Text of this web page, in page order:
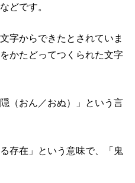
どです。
字からできたとされていま
かたどってつくられた文字
（おん／おぬ）」という言
存在」という意味で、「鬼